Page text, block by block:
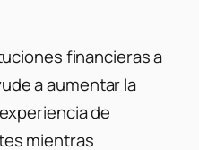
financieras a
a aumentar la
de
mientras